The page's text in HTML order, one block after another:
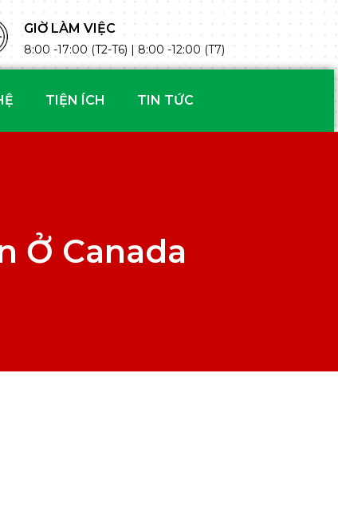
GIỜ LÀM VIỆC
8:00 -17:00 (T2-T6) | 8:00 -12:00 (T7)
TIỆN ÍCH TIN TỨC
Ở Canada